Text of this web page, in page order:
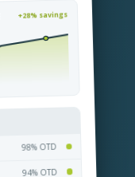
+28% savings
98% OTD
94% OTD